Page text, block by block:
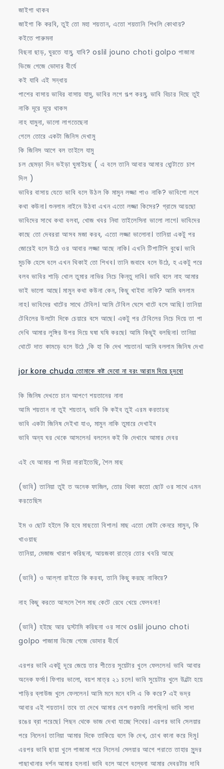
জাইগা থাকব
জাইগা কি করবি, তুই তো মহা শয়তান, এতো শয়তানি শিখলি কোথায়?
কইতে পারুমনা
বিছনা ছাড়, ঘুরতে যামু, যাবি? oslil jouno choti golpo পাজামা
ভিজে গেজে ভোদার বীর্যে
কই যাবি এই সন্ধায়
পাশের বাসায় ভাবির বাসায় যামু, ভাবির লগে গল্প করমু, ভাবি বিচার দিছে তুই
নাকি দূরে দূরে থাকস
নাহ যামুনা, ভালো লাগতেছেনা
গেলে তোরে একটা জিনিস দেখামু
কি জিনিস আগে বল তাইলে যামু
চল ছেমড়া দিন ভইড়া ঘুমাইচছ ( এ বলে তানি আবার আমার ধোন্টাতে চাপ
দিল )
ভাবির বাসায় যেতে ভাবি বলে উঠল কি মামুন লজ্জা পাও নাকি? ভাবিগো লগে
কথা কউনা। শুনলাম নাইনে উঠবা এখন এতো লজ্জা কিসের? গ্রামে আয়ছো
ভাবিদের সাথে কথা বলবা, খোজ খবর নিবা তাইলেসিনা ভালো লাগে। ভাবিদের
কাছে তো দেবররা আসব মজা করব, এতো লজ্জা ভালোনা। তানিয়া একটু পর
জোরেই বলে উঠে ওর আবার লজ্জা আছে নাকি। এখনি টিপাটিপি বুঝে। ভাবি
মুচকি হেসে বলে এখন থিকাই তো শিখব। তানি জবাবে বলে উঠে, হ একটু পরে
বলব ভাবির শাড়ি খোল তুমার নাভির নিচে কিন্তু দাবি। ভাবি বলে নাহ আমার
ভাই ভালো আছে। মামুন কথা কউনা কেন, কিছু খাইবা নাকি? আমি বললাম
নাহ। ভাবিদের খাটের সাথে টেবিল। আমি টেবিল ঘেসে খাটে বসে আছি। তানিয়া
টেবিলের উলটো দিকে চেয়ারে বসে আছে। একটু পর টেবিলের নিচে দিয়ে তা পা
দেখি আমার লুঙ্গির উপর দিয়ে ঘষা ঘষি করছে। আমি কিছুই বলছিনা। তানিয়া
থোটে দাত কামড়ে বলে উঠে ,কি হা কি দেখ শয়তান। আমি বললাম জিনিষ দেখা
jor kore chuda তোমাকে কষ্ট দেবো না বরং আরাম দিয়ে চুদবো
কি জিনিষ দেখতে চান আপণে শয়তানের নানা
আমি শয়তান না তুই শয়তান, ভাবি কি কইব তুই এরম করতাচছ
ভাবি একটা জিনিষ দেইখা যাও, মামুন নাকি তুমারে দেখাইব
ভাবি অন্য ঘর থেকে আসলেন। বললেন কই কি দেখাবে আমার দেবর
এই যে আমার পা দিয়া নারাইতেছি, শৈল মাছ
(ভাবি) তানিয়া তুই ত অনেক ফাজিল, তোর থিকা কতো ছোট ওর সাথে এমন
করতেছিস
ইম ও ছোট হইলে কি হবে মাছতো বিশাল। মাছ এতো মোটা কেনরে মামুন, কি
খাওয়াছ
তানিয়া, মেজাজ খারাপ করিছনা, আয়জকা রাত্রে তোর খবরি আছে
(ভাবি) ও আল্লা রাইতে কি করবা, তানি কিছু করছে নাকিরে?
নাহ কিছু করতে আসলে শৈল মাছ কেটে রেধে খেয়ে ফেলবনা!
(ভাবি) হইছে আর দুস্টামি করিছনা ওর সাথে oslil jouno choti
golpo পাজামা ভিজে গেজে ভোদার বীর্যে
এরপর ভাবি একটু দূরে জেয়ে তার শীতের সুয়েটার খুলে ফেললেন। ভাবি আবার
অনেক ফর্সা। ফিগার ভালো, বয়শ মাত্র ২১ চলে। ভাবি সুয়েটার খুলে উল্টো হয়ে
শাড়ির ব্লাউজ খুলে ফেললেন। আমি মনে মনে বলি এ কি করে? এই ভদ্র
আবার এই শয়তান। তবে তা দেখে আমার বেশ শুরশুরি লাগছিল। ভাবি সাদা
রঙের ব্রা পরেছে। পিছন থেকে ভাজ দেখা যাচ্ছে পিথের। এরপর ভাবি সেলয়ার
পরে নিলেন। তানিয়া আমার দিকে তাকিয়ে বলে কি দেখ, চোখ কানা করে দিমু।
এরপর ভাবি ছায়া খুলে পাজামা পরে নিলেন। সেলয়ার আগে পরাতে তাহার সুন্দর
পাছাখানার দর্শন আমার হলনা। ভাবি বলে আগে বল্বেনা আমার দেবরটার দাবি